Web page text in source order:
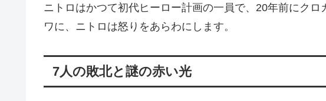
ニトロはかつて初代ヒーロー計画の一員で、20年前にク
ワに、ニトロは怒りをあらわにします。
7人の敗北と謎の赤い光